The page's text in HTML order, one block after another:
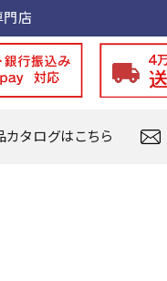
門店
カタログはこちら